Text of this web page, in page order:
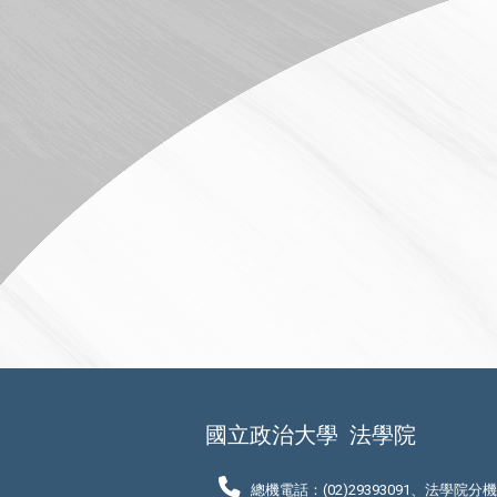
國立政治大學 法學院
總機電話：(02)29393091、法學院分